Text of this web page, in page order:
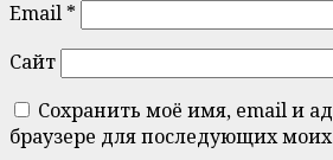
Email *
Сайт
Сохранить моё имя, email и
браузере для последующих